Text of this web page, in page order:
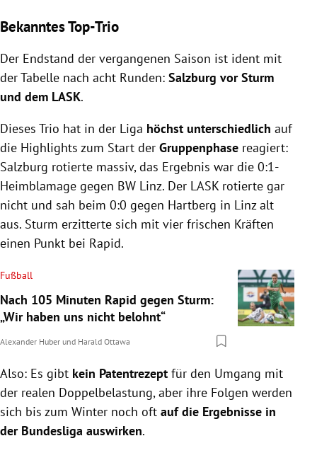
Bekanntes Top-Trio
Der Endstand der vergangenen Saison ist ident mit
der Tabelle nach acht Runden: Salzburg vor Sturm
und dem LASK.
Dieses Trio hat in der Liga höchst unterschiedlich auf
die Highlights zum Start der Gruppenphase reagiert:
Salzburg rotierte massiv, das Ergebnis war die 0:1-
Heimblamage gegen BW Linz. Der LASK rotierte gar
nicht und sah beim 0:0 gegen Hartberg in Linz alt
aus. Sturm erzitterte sich mit vier frischen Kräften
einen Punkt bei Rapid.
Fußball
Nach 105 Minuten Rapid gegen Sturm:
„Wir haben uns nicht belohnt“
Alexander Huber und Harald Ottawa
Also: Es gibt kein Patentrezept für den Umgang mit
der realen Doppelbelastung, aber ihre Folgen werden
sich bis zum Winter noch oft auf die Ergebnisse in
der Bundesliga auswirken.